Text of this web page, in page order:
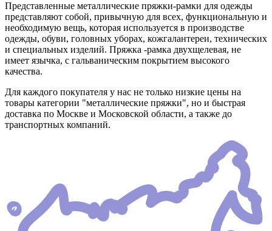
Представленные металлические пряжки-рамки для одежды
представляют собой, привычную для всех, функциональную и
необходимую вещь, которая используется в производстве
одежды, обуви, головных уборах, кожгалантереи, технических
и специальных изделий. Пряжка -рамка двухщелевая, не
имеет язычка, с гальваническим покрытием высокого
качества.
Для каждого покупателя у нас не только низкие цены на
товары категории "металлические пряжки", но и быстрая
доставка по Москве и Московской области, а также до
транспортных компаний.